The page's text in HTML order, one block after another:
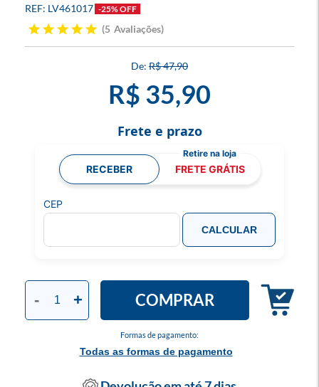
LV461017 -25% OFF
5 Avaliações
R$ 47,90
R$ 35,90
Formas de pagamento:
Todas as formas de pagamento
- + COMPRAR
Frete e prazo
RECEBER FRETE GRÁTIS
CEP
CALCULAR